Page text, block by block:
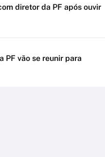
diretor da PF após ouvir
PF vão se reunir para